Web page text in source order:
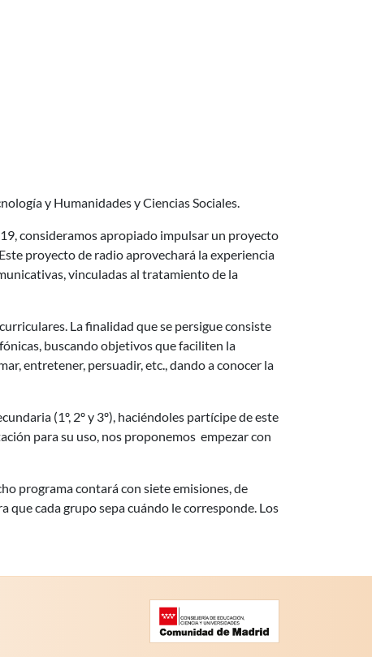
y Humanidades y Ciencias Sociales.
consideramos apropiado impulsar un proyecto
proyecto de radio aprovechará la experiencia
vinculadas al tratamiento de la
La finalidad que se persigue consiste
buscando objetivos que faciliten la
entretener, persuadir, etc., dando a conocer la
(1º, 2º y 3º), haciéndoles partícipe de este
para su uso, nos proponemos empezar con
programa contará con siete emisiones, de
cada grupo sepa cuándo le corresponde. Los